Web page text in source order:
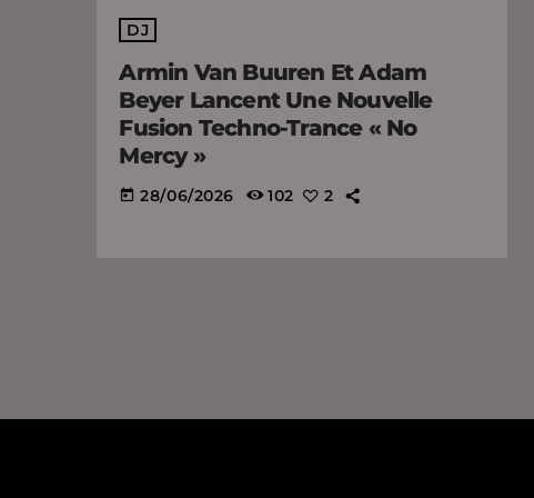
DJ
Armin Van Buuren Et Adam
Beyer Lancent Une Nouvelle
Fusion Techno-Trance « No
Mercy »
today 28/06/2026 102 2